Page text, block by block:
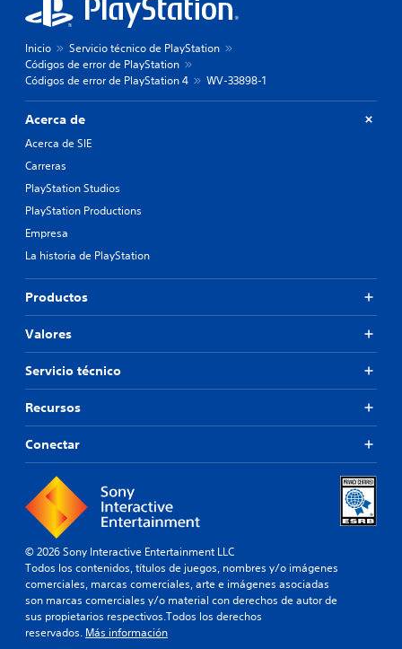
Inicio
Servicio técnico de PlayStation
Códigos de error de PlayStation
Códigos de error de PlayStation 4
WV-33898-1
Acerca de
Acerca de SIE
Carreras
PlayStation Studios
PlayStation Productions
Empresa
La historia de PlayStation
Productos
Valores
Servicio técnico
Recursos
Conectar
© 2026 Sony Interactive Entertainment LLC
Todos los contenidos, títulos de juegos, nombres y/o imágenes
comerciales, marcas comerciales, arte e imágenes asociadas
son marcas comerciales y/o material con derechos de autor de
sus propietarios respectivos.Todos los derechos
reservados. Más información